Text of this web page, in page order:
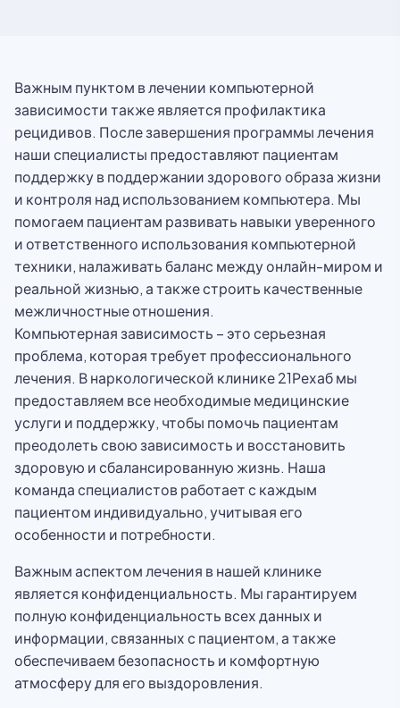
Важным пунктом в лечении компьютерной
зависимости также является профилактика
рецидивов. После завершения программы лечения
наши специалисты предоставляют пациентам
поддержку в поддержании здорового образа жизни
и контроля над использованием компьютера. Мы
помогаем пациентам развивать навыки уверенного
и ответственного использования компьютерной
техники, налаживать баланс между онлайн-миром и
реальной жизнью, а также строить качественные
межличностные отношения.
Компьютерная зависимость – это серьезная
проблема, которая требует профессионального
лечения. В наркологической клинике 21Рехаб мы
предоставляем все необходимые медицинские
услуги и поддержку, чтобы помочь пациентам
преодолеть свою зависимость и восстановить
здоровую и сбалансированную жизнь. Наша
команда специалистов работает с каждым
пациентом индивидуально, учитывая его
особенности и потребности.
Важным аспектом лечения в нашей клинике
является конфиденциальность. Мы гарантируем
полную конфиденциальность всех данных и
информации, связанных с пациентом, а также
обеспечиваем безопасность и комфортную
атмосферу для его выздоровления.